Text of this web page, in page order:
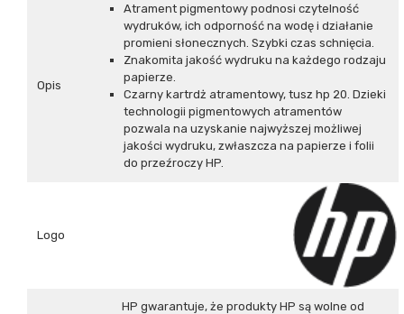
Opis
Atrament pigmentowy podnosi czytelność
wydruków, ich odporność na wodę i działanie
promieni słonecznych. Szybki czas schnięcia.
Znakomita jakość wydruku na każdego rodzaju
papierze.
Czarny kartrdż atramentowy, tusz hp 20. Dzieki
technologii pigmentowych atramentów
pozwala na uzyskanie najwyższej możliwej
jakości wydruku, zwłaszcza na papierze i folii
do przeźroczy HP.
Logo
HP gwarantuje, że produkty HP są wolne od